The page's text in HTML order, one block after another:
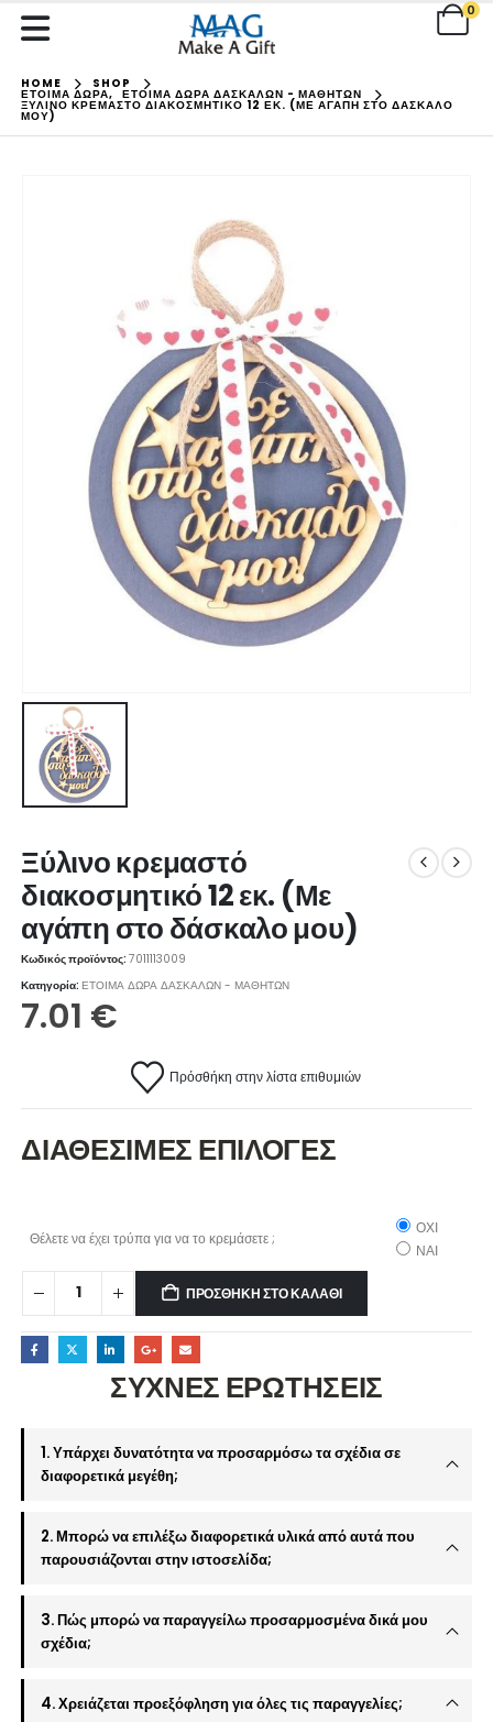
0
HOME SHOP
ΕΤΟΙΜΑ ΔΩΡΑ, ΕΤΟΙΜΑ ΔΩΡΑ ΔΑΣΚΑΛΩΝ - ΜΑΘΗΤΩΝ
ΞΎΛΙΝΟ ΚΡΕΜΑΣΤΌ ΔΙΑΚΟΣΜΗΤΙΚΌ 12 ΕΚ. (ΜΕ ΑΓΆΠΗ ΣΤΟ ΔΆΣΚΑΛΟ
ΜΟΥ)
Ξύλινο κρεμαστό
διακοσμητικό 12 εκ. (Με
αγάπη στο δάσκαλο μου)
Κωδικός προϊόντος:7011113009
Κατηγορία:ΕΤΟΙΜΑ ΔΩΡΑ ΔΑΣΚΑΛΩΝ - ΜΑΘΗΤΩΝ
7.01 €
Πρόσθήκη στην λίστα επιθυμιών
ΔΙΑΘΕΣΙΜΕΣ ΕΠΙΛΟΓΕΣ
Θέλετε να έχει τρύπα για να το κρεμάσετε ;
ΟΧΙ
ΝΑΙ
ΠΡΟΣΘΉΚΗ ΣΤΟ ΚΑΛΆΘΙ
ΣΥΧΝΕΣ ΕΡΩΤΗΣΕΙΣ
1. Υπάρχει δυνατότητα να προσαρμόσω τα σχέδια σε
διαφορετικά μεγέθη;
2. Μπορώ να επιλέξω διαφορετικά υλικά από αυτά που
παρουσιάζονται στην ιστοσελίδα;
3. Πώς μπορώ να παραγγείλω προσαρμοσμένα δικά μου
σχέδια;
4. Χρειάζεται προεξόφληση για όλες τις παραγγελίες;